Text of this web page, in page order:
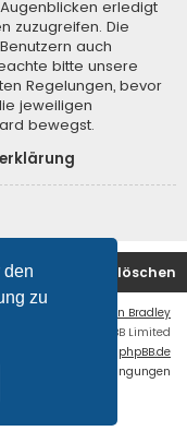
den
zu
erledigt
zuzugreifen. Die
auch
bitte unsere
Regelungen, bevor
jeweiligen
bewegst.
Alle Cookies löschen
Ian Bradley
Software © phpBB Limited
phpBB.de
Nutzungsbedingungen